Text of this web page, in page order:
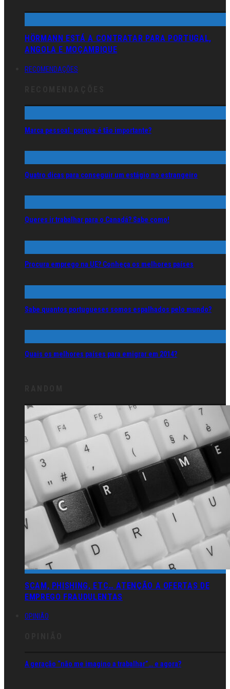
HÖRMANN ESTÁ A CONTRATAR PARA PORTUGAL,
ANGOLA E MOÇAMBIQUE
RECOMENDAÇÕES
Marca pessoal: porque é tão importante?
Quatro dicas para conseguir um estágio no estrangeiro
Queres ir trabalhar para o Canadá? Sabe como!
Procura emprego na UE? Conheça os melhores países
Sabe quantos portugueses somos espalhados pelo mundo?
Quais os melhores países para emigrar em 2014?
SCAM, PHISHING, ETC… ATENÇÃO A OFERTAS DE
EMPREGO FRAUDULENTAS
OPINIÃO
A geração “não me imagino a trabalhar”… e agora?